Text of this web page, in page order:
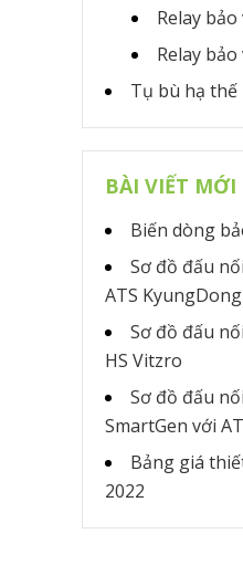
Relay
Relay
Tụ bù hạ thế
BÀI VIẾT MỚI
Biến dòng
Sơ đồ đấu
ATS KyungDong
Sơ đồ đấu
HS Vitzro
Sơ đồ đấu
SmartGen với
Bảng giá
2022